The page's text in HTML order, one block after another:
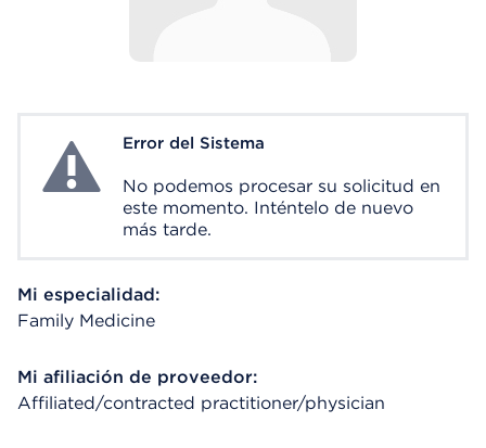
System ErrorError del Sistema
No podemos procesar su solicitud en
este momento. Inténtelo de nuevo
más tarde.
Mi especialidad:
Family Medicine
Mi afiliación de proveedor:
Affiliated/contracted practitioner/physician